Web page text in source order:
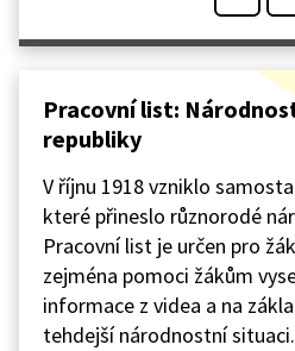
Pracovní list:
republiky
V říjnu 1918 vzniklo
které přineslo různorodé
Pracovní list je určen pro
zejména pomoci žákům
informace z videa a na
tehdejší národnostní situaci.